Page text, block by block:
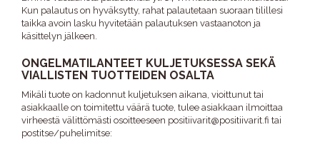
Kun palautus on hyväksytty, rahat palautetaan suoraan tilillesi
taikka avoin lasku hyvitetään palautuksen vastaanoton ja
käsittelyn jälkeen.
ONGELMATILANTEET KULJETUKSESSA SEKÄ
VIALLISTEN TUOTTEIDEN OSALTA
Mikäli tuote on kadonnut kuljetuksen aikana, vioittunut tai
asiakkaalle on toimitettu väärä tuote, tulee asiakkaan ilmoittaa
virheestä välittömästi osoitteeseen positiivarit@positiivarit.fi tai
postitse/puhelimitse: